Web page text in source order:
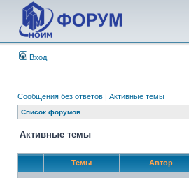
Вход
Сообщения без ответов | Активные темы
Список форумов
Активные темы
Темы Автор